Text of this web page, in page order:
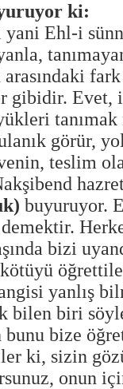
ki:
yani Ehl-i
gibidir. Evet,
tanımak
görür,
teslim
buyuruyor.
bizi
yanlış
bilen biri
bize
ki, sizin
onun